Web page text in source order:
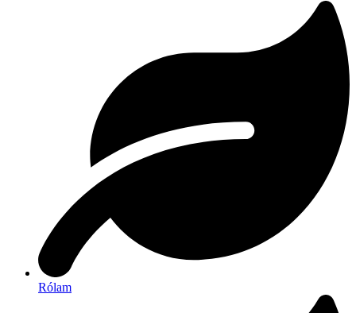
Rólam